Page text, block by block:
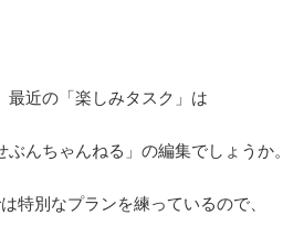
最近の「楽しみタスク」は
んちゃんねる」の編集でしょうか。
特別なプランを練っているので、